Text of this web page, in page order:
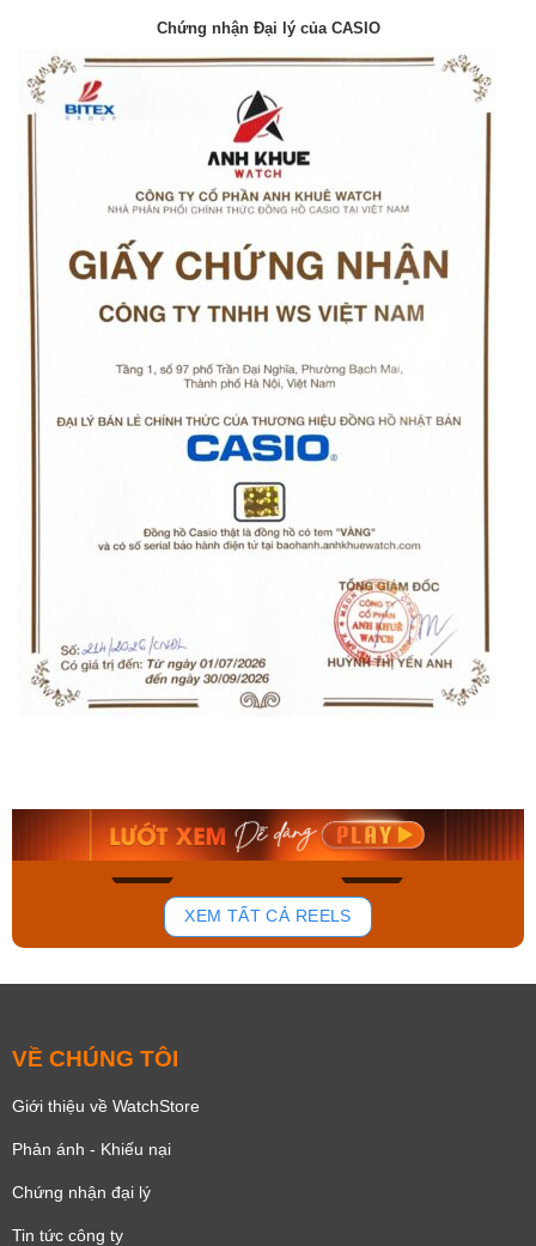
Chứng nhận Đại lý của CASIO
181
Mua ngay Mua ngay
XEM TẤT CẢ REELS
VỀ CHÚNG TÔI
Giới thiệu về WatchStore
Phản ánh - Khiếu nại
Chứng nhận đại lý
Tin tức công ty